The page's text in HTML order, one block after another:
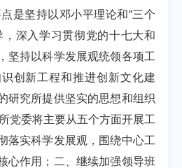
是坚持以邓小平理论和“三个
，深入学习贯彻党的十七大和
坚持以科学发展观统领各项工
创新工程和推进创新文化建
研究所提供坚实的思想和组织
党委将主要从五个方面开展工
落实科学发展观，围绕中心工
心作用；二、继续加强领导班